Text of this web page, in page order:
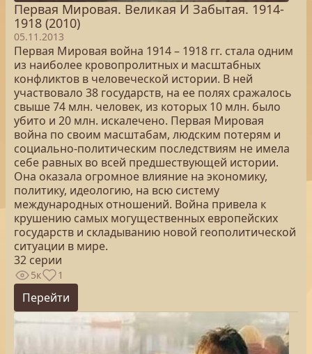
Первая Мировая. Великая И Забытая. 1914-
1918 (2010)
05.11.2013
Первая Мировая война 1914 – 1918 гг. стала одним
из наиболее кровопролитных и масштабных
конфликтов в человеческой истории. В ней
участвовало 38 государств, на ее полях сражалось
свыше 74 млн. человек, из которых 10 млн. было
убито и 20 млн. искалечено. Первая Мировая
война по своим масштабам, людским потерям и
социально-политическим последствиям не имела
себе равных во всей предшествующей истории.
Она оказала огромное влияние на экономику,
политику, идеологию, на всю систему
международных отношений. Война привела к
крушению самых могущественных европейских
государств и складыванию новой геополитической
ситуации в мире.
32 серии
5к 1
Перейти